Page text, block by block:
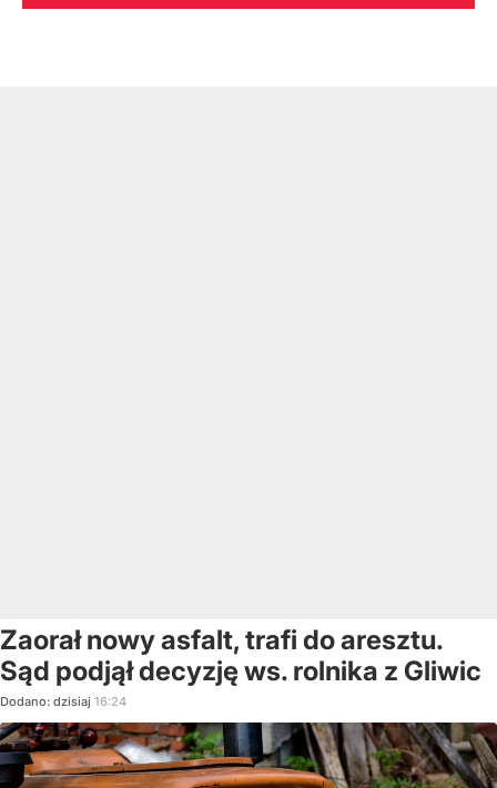
Zaorał nowy asfalt, trafi do aresztu.
Sąd podjął decyzję ws. rolnika z Gliwic
Dodano: dzisiaj 16:24